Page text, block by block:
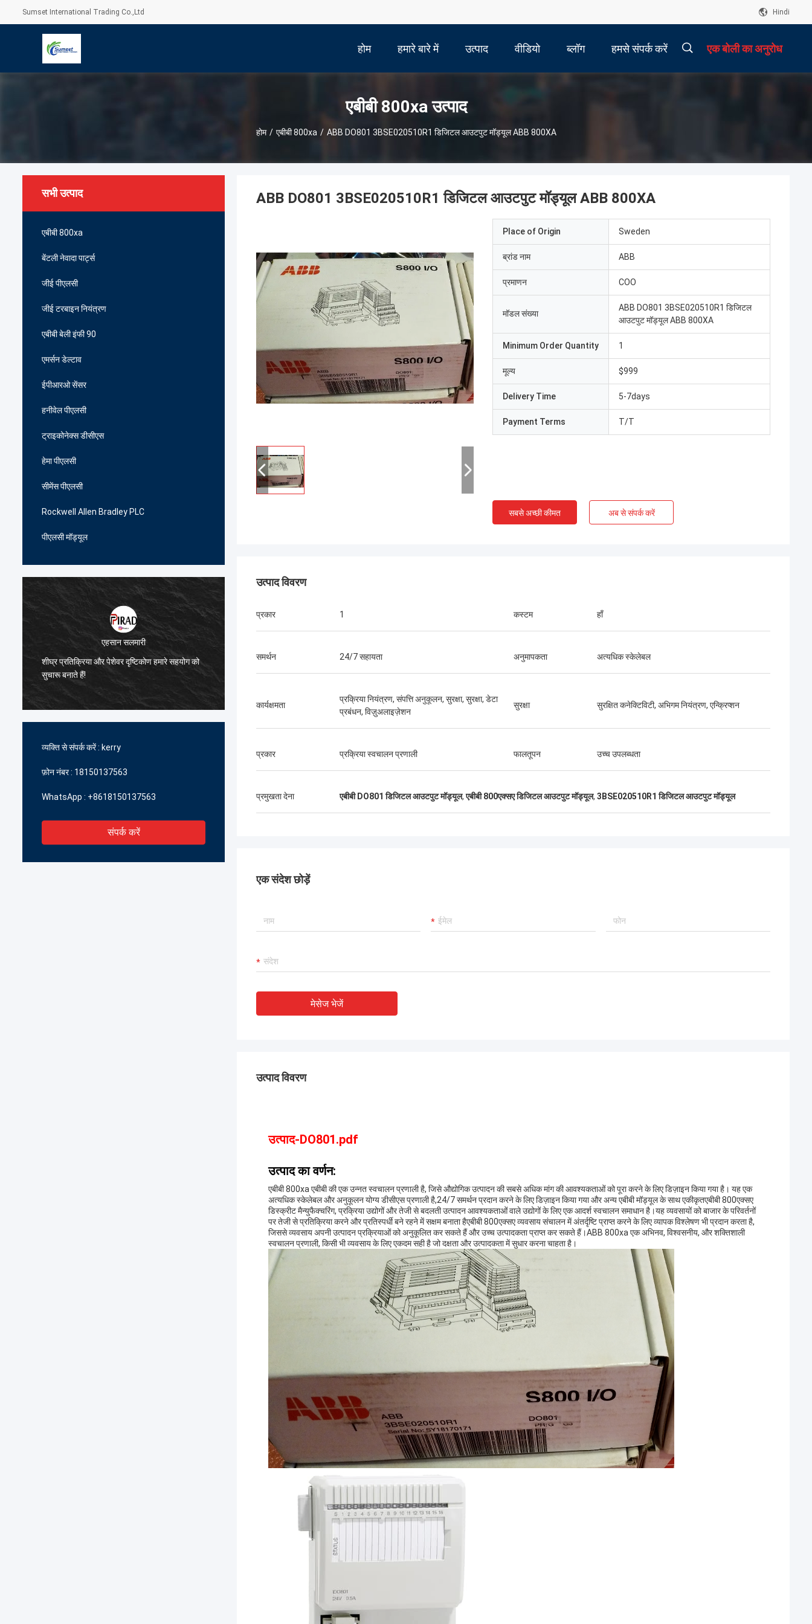
Sumset International Trading Co.,Ltd Hindi
होम हमारे बारे में उत्पाद वीडियो ब्लॉग हमसे संपर्क करें एक बोली का अनुरोध
एबीबी 800xa उत्पाद
होम / एबीबी 800xa / ABB DO801 3BSE020510R1 डिजिटल आउटपुट मॉड्यूल ABB 800XA
सभी उत्पाद
एबीबी 800xa
बेंटली नेवादा पार्ट्स
जीई पीएलसी
जीई टरबाइन नियंत्रण
एबीबी बेली इंफी 90
एमर्सन डेल्टाव
ईपीआरओ सेंसर
हनीवेल पीएलसी
ट्राइकोनेक्स डीसीएस
हेमा पीएलसी
सीमेंस पीएलसी
Rockwell Allen Bradley PLC
पीएलसी मॉड्यूल
एहसान सलमारी
शीघ्र प्रतिक्रिया और पेशेवर दृष्टिकोण हमारे सहयोग को
सुचारू बनाते हैं!
हमें उच्च गुणवत्ता वाले और किफायती उत्पाद उपलब्ध कराने
में आपकी निरंतर सहायता और समर्थन के लिए धन्यवाद।
व्यक्ति से संपर्क करें : kerry
फ़ोन नंबर : 18150137563
WhatsApp : +8618150137563
संपर्क करें
ABB DO801 3BSE020510R1 डिजिटल आउटपुट मॉड्यूल ABB 800XA
Place of Origin Sweden
ब्रांड नाम ABB
प्रमाणन COO
मॉडल संख्या
ABB DO801 3BSE020510R1 डिजिटल
आउटपुट मॉड्यूल ABB 800XA
Minimum Order Quantity 1
मूल्य $999
Delivery Time 5-7days
Payment Terms T/T
सबसे अच्छी कीमत अब से संपर्क करें
उत्पाद विवरण
प्रकार 1 कस्टम हाँ
समर्थन 24/7 सहायता अनुमापकता अत्यधिक स्केलेबल
कार्यक्षमता
प्रक्रिया नियंत्रण, संपत्ति अनुकूलन, सुरक्षा, सुरक्षा, डेटा
प्रबंधन, विज़ुअलाइज़ेशन
सुरक्षा सुरक्षित कनेक्टिविटी, अभिगम नियंत्रण, एन्क्रिप्शन
प्रकार प्रक्रिया स्वचालन प्रणाली फालतूपन उच्च उपलब्धता
प्रमुखता देना एबीबी DO801 डिजिटल आउटपुट मॉड्यूल,एबीबी 800एक्सए डिजिटल आउटपुट मॉड्यूल, 3BSE020510R1 डिजिटल आउटपुट मॉड्यूल
एक संदेश छोड़ें
मेसेज भेजें
उत्पाद विवरण
उत्पाद-DO801.pdf
उत्पाद का वर्णन:
एबीबी 800xa एबीबी की एक उन्नत स्वचालन प्रणाली है, जिसे औद्योगिक उत्पादन की सबसे अधिक मांग की आवश्यकताओं को पूरा करने के लिए डिज़ाइन किया गया है। यह एक
अत्यधिक स्केलेबल और अनुकूलन योग्य डीसीएस प्रणाली है,24/7 समर्थन प्रदान करने के लिए डिज़ाइन किया गया और अन्य एबीबी मॉड्यूल के साथ एकीकृतएबीबी 800एक्सए
डिस्क्रीट मैन्युफैक्चरिंग, प्रक्रिया उद्योगों और तेजी से बदलती उत्पादन आवश्यकताओं वाले उद्योगों के लिए एक आदर्श स्वचालन समाधान है।यह व्यवसायों को बाजार के परिवर्तनों
पर तेजी से प्रतिक्रिया करने और प्रतिस्पर्धी बने रहने में सक्षम बनाता हैएबीबी 800एक्सए व्यवसाय संचालन में अंतर्दृष्टि प्राप्त करने के लिए व्यापक विश्लेषण भी प्रदान करता है,
जिससे व्यवसाय अपनी उत्पादन प्रक्रियाओं को अनुकूलित कर सकते हैं और उच्च उत्पादकता प्राप्त कर सकते हैं।ABB 800xa एक अभिनव, विश्वसनीय, और शक्तिशाली
स्वचालन प्रणाली, किसी भी व्यवसाय के लिए एकदम सही है जो दक्षता और उत्पादकता में सुधार करना चाहता है।